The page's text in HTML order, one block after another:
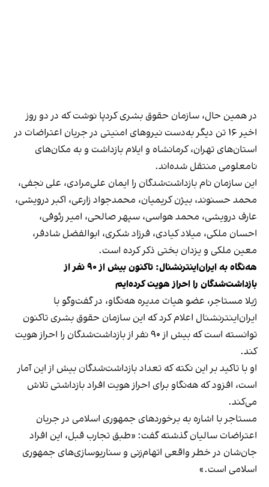
در همین حال، سازمان حقوق بشری کردپا نوشت که در دو روز
اخیر ۱۶ تن دیگر به‌دست نیروهای امنیتی در جریان اعتراضات در
استان‌های تهران، کرمانشاه و ایلام بازداشت و به مکان‌های
نامعلومی منتقل شده‌اند.
این سازمان نام بازداشت‌شدگان را ایمان علی‌مرادی، علی نجفی،
محمد حسنوند، بیژن کریمیان، محمدجواد زارعی، اکبر درویشی،
عارف درویشی، محمد هواسی، سپهر صالحی، امیر رئوفی،
احسان ملکی، میلاد کیادی، فرزاد شکری، ابوالفضل شادفر،
معین ملکی و یزدان بختی ذکر کرده است.
هه‌نگاه به ایران‌اینترنشنال: تاکنون بیش از ٩٠ نفر از
بازداشت‌شدگان را احراز هویت کرده‌ایم
ژیلا مستاجر،‌ عضو هیات مدیره هه‌نگاو، در گفت‌وگو با
ایران‌اینترنشنال اعلام کرد که این سازمان حقوق بشری تاکنون
توانسته است که بیش از ٩٠ نفر از بازداشت‌شدگان را احراز هویت
کند.
او با تاکید بر این نکته که تعداد بازداشت‌شدگان بیش از این آمار
است، افزود که هه‌نگاو برای احراز هویت افراد بازداشتی تلاش
می‌کند.
مستاجر با اشاره به برخوردهای جمهوری اسلامی در جریان
اعتراضات سالیان گذشته گفت: «طبق تجارب قبل، این افراد
جان‌شان در خطر واقعی اتهام‌زنی و سناریوسازی‌های جمهوری
اسلامی است.»